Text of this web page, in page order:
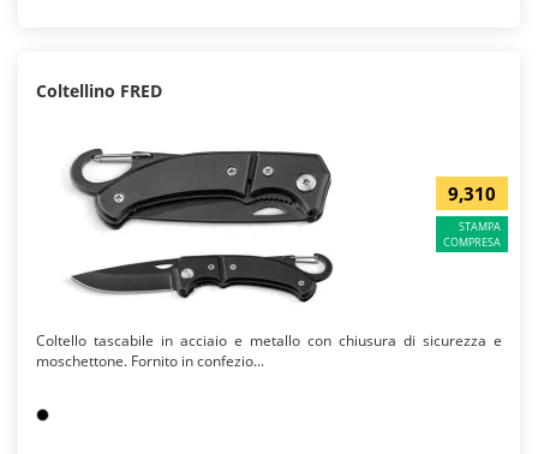
Coltellino FRED
9,310
STAMPA
COMPRESA
Coltello tascabile in acciaio e metallo con chiusura di sicurezza e
moschettone. Fornito in confezio...